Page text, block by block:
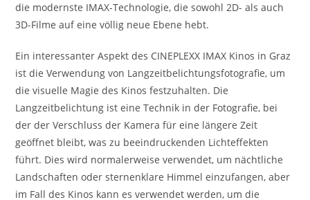
die modernste IMAX-Technologie, die sowohl 2D- als auch
3D-Filme auf eine völlig neue Ebene hebt.
Ein interessanter Aspekt des CINEPLEXX IMAX Kinos in Graz
ist die Verwendung von Langzeitbelichtungsfotografie, um
die visuelle Magie des Kinos festzuhalten. Die
Langzeitbelichtung ist eine Technik in der Fotografie, bei
der der Verschluss der Kamera für eine längere Zeit
geöffnet bleibt, was zu beeindruckenden Lichteffekten
führt. Dies wird normalerweise verwendet, um nächtliche
Landschaften oder sternenklare Himmel einzufangen, aber
im Fall des Kinos kann es verwendet werden, um die